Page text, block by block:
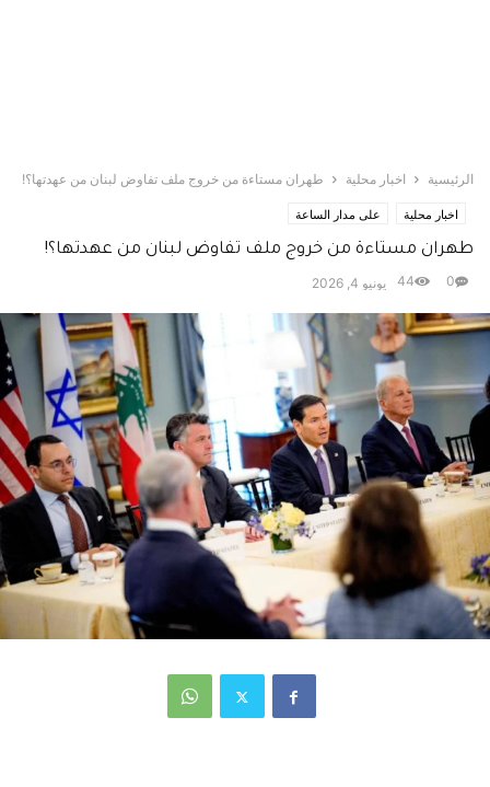
الرئيسية اخبار محلية طهران مستاءة من خروج ملف تفاوض لبنان من عهدتها؟!
اخبار محلية على مدار الساعة
طهران مستاءة من خروج ملف تفاوض لبنان من عهدتها؟!
يونيو 4, 2026 0
44